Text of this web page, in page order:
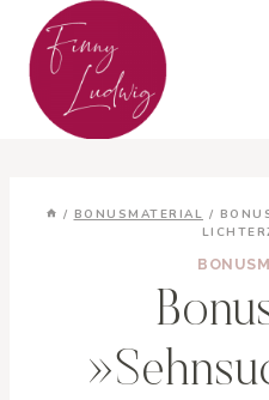
Inhalt
springen
/ BONUSMATERIAL /